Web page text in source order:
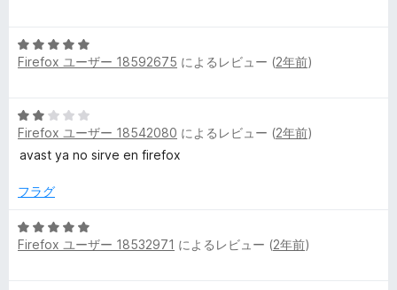
価
5
の
5
段
5
の
評
Firefox ユーザー 18592675 によるレビュー (2年前)
5
段
階
2
評
価
Firefox ユーザー 18542080 によるレビュー (2年前)
avast ya no sirve en firefox
フラグ
5
段
Firefox ユーザー 18532971 によるレビュー (2年前)